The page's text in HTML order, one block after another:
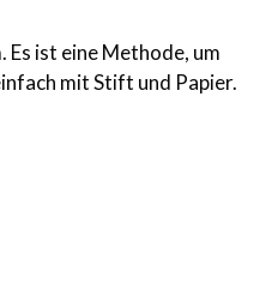
Es ist eine Methode, um
mit Stift und Papier.